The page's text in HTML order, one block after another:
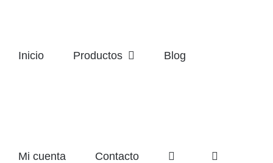
Inicio Productos Blog
Mi cuenta Contacto